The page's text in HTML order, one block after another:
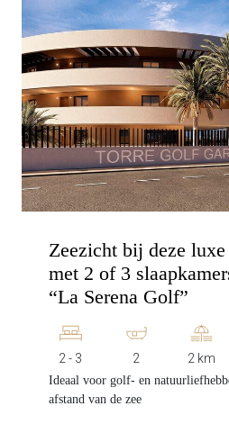
Zeezicht bij deze luxe
met 2 of 3
“La Serena Golf”
2 - 3 2 2 km
Ideaal voor golf- en
afstand van de zee